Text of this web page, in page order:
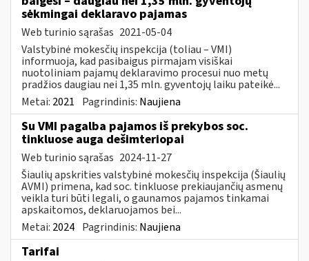
sėkmingai deklaravo pajamas
Web turinio sąrašas 2021-05-04
Valstybinė mokesčių inspekcija (toliau – VMI)
informuoja, kad pasibaigus pirmajam visiškai
nuotoliniam pajamų deklaravimo procesui nuo metų
pradžios daugiau nei 1,35 mln. gyventojų laiku pateikė...
Metai: 2021 Pagrindinis: Naujiena
Su VMI pagalba pajamos iš prekybos soc.
tinkluose auga dešimteriopai
Web turinio sąrašas 2024-11-27
Šiaulių apskrities valstybinė mokesčių inspekcija (Šiaulių
AVMI) primena, kad soc. tinkluose prekiaujančių asmenų
veikla turi būti legali, o gaunamos pajamos tinkamai
apskaitomos, deklaruojamos bei...
Metai: 2024 Pagrindinis: Naujiena
Tarifai